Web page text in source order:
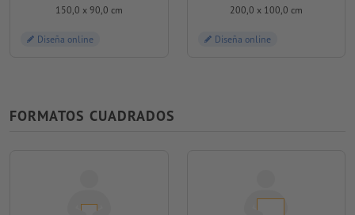
150,0 x 90,0 cm
Diseña online
200,0 x 100,0 cm
Diseña online
FORMATOS CUADRADOS